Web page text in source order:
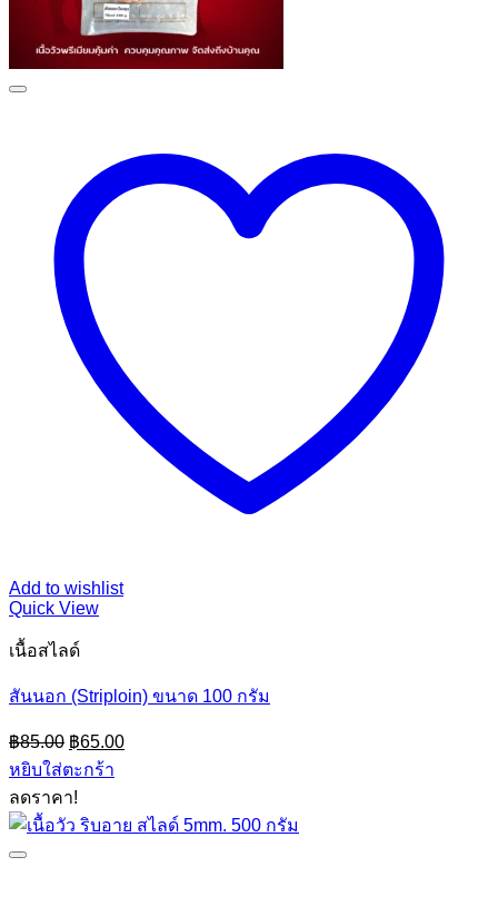
Add to wishlist
Quick View
เนื้อสไลด์
สันนอก (Striploin) ขนาด 100 กรัม
฿85.00 Original
price
was:
฿85.00.
฿65.00Current
price
หยิบใส่ตะกร้า
ลดราคา!